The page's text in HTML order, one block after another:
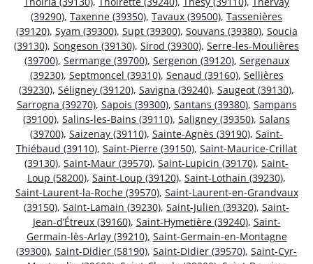
(39290), Taxenne (39350), Tavaux (39500), Tassenières
(39120), Syam (39300), Supt (39300), Souvans (39380), Soucia
(39130), Songeson (39130), Sirod (39300), Serre-les-Moulières
(39700), Sermange (39700), Sergenon (39120), Sergenaux
(39230), Septmoncel (39310), Senaud (39160), Sellières
(39230), Séligney (39120), Savigna (39240), Saugeot (39130),
Sarrogna (39270), Sapois (39300), Santans (39380), Sampans
(39100), Salins-les-Bains (39110), Saligney (39350), Salans
(39700), Saizenay (39110), Sainte-Agnès (39190), Saint-
Thiébaud (39110), Saint-Pierre (39150), Saint-Maurice-Crillat
(39130), Saint-Maur (39570), Saint-Lupicin (39170), Saint-
Loup (58200), Saint-Loup (39120), Saint-Lothain (39230),
Saint-Laurent-la-Roche (39570), Saint-Laurent-en-Grandvaux
(39150), Saint-Lamain (39230), Saint-Julien (39320), Saint-
Jean-d’Étreux (39160), Saint-Hymetière (39240), Saint-
Germain-lès-Arlay (39210), Saint-Germain-en-Montagne
(39300), Saint-Didier (58190), Saint-Didier (39570), Saint-Cyr-